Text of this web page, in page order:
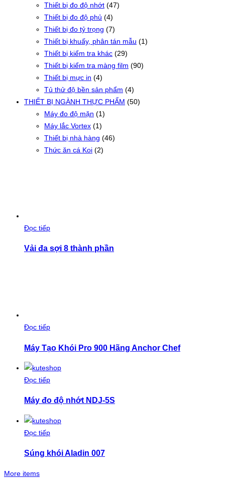
Thiết bị đo độ nhớt (47)
Thiết bị đo độ phủ (4)
Thiết bị đo tỷ trọng (7)
Thiết bị khuấy, phân tán mẫu (1)
Thiết bị kiểm tra khác (29)
Thiết bị kiểm tra màng film (90)
Thiết bị mực in (4)
Tủ thử độ bền sản phẩm (4)
THIẾT BỊ NGÀNH THỰC PHẨM (50)
Máy đo độ mặn (1)
Máy lắc Vortex (1)
Thiết bị nhà hàng (46)
Thức ăn cá Koi (2)
Đọc tiếp
Vải đa sợi 8 thành phần
Đọc tiếp
Máy Tạo Khói Pro 900 Hãng Anchor Chef
Đọc tiếp
Máy đo độ nhớt NDJ-5S
Đọc tiếp
Súng khói Aladin 007
More items